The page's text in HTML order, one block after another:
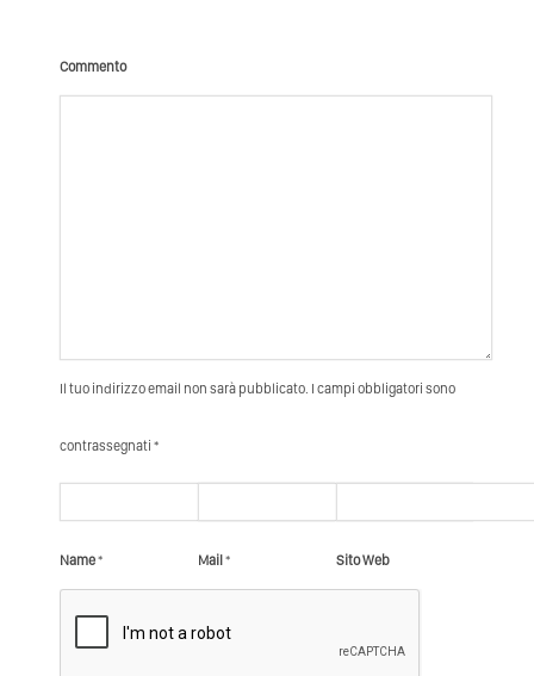
Commento
Il tuo indirizzo email non sarà pubblicato. I campi obbligatori sono
contrassegnati *
Name* Mail* Sito Web